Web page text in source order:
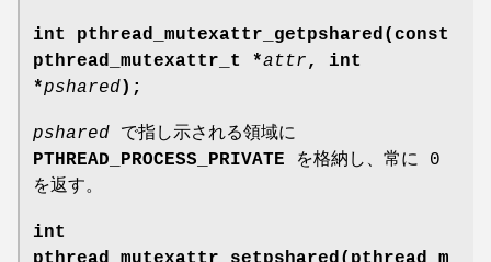
int pthread_mutexattr_getpshared(const
pthread_mutexattr_t *attr, int
*pshared);
pshared で指し示される領域に
PTHREAD_PROCESS_PRIVATE を格納し、常に 0
を返す。
int